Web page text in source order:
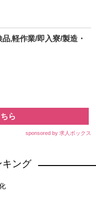
,軽作業/即入寮/製造・
ら
sponsored by 求人ボックス
キング